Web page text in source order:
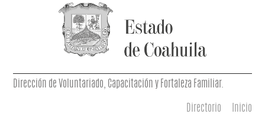
Dirección de Voluntariado, Capacitación y Fortaleza Familiar.
Directorio Inicio